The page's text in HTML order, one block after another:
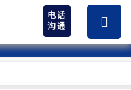
电话
沟通